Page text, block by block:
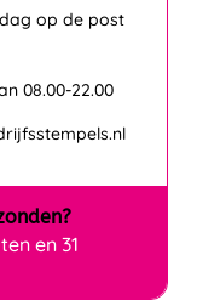
op de post
08.00-22.00
en 31